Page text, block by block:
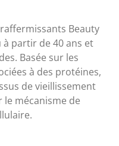
Beauty
partir de 40 ans et
Basée sur les
à des protéines,
de vieillissement
le mécanisme de